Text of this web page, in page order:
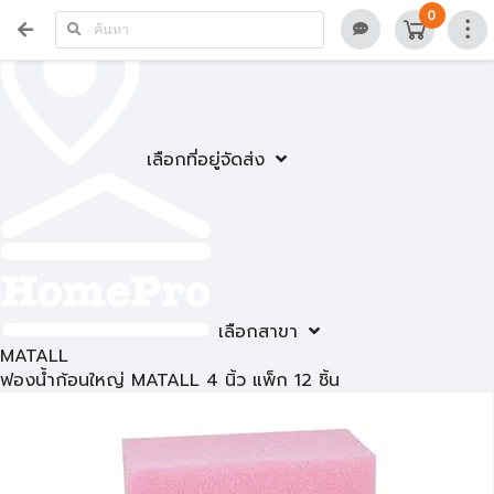
เลือกที่อยู่จัดส่ง
เลือกสาขา
0
MATALL
ฟองน้ำก้อนใหญ่ MATALL 4 นิ้ว แพ็ก 12 ชิ้น